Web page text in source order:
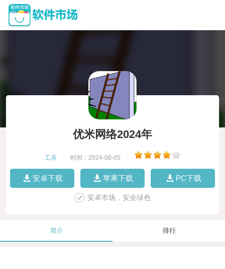
优米网络2024年
工具 时间：2024-08-05
安卓下载 苹果下载 PC下载
安卓市场，安全绿色
简介 排行